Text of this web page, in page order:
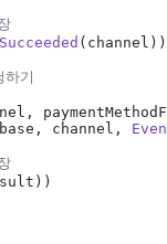
(channel))
기
channel,